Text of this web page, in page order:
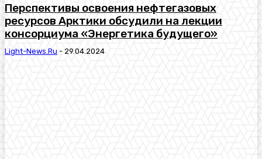
Перспективы освоения нефтегазовых
ресурсов Арктики обсудили на лекции
консорциума «Энергетика будущего»
Light-News.ru - 29.04.2024